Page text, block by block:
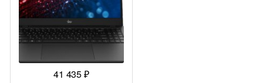
41 435₽